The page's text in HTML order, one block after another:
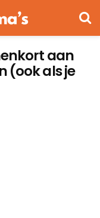
aan
(ook als je